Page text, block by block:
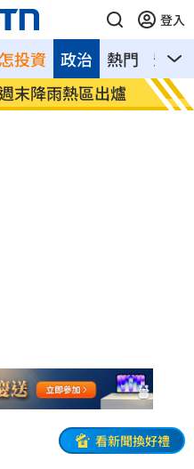
登入
投資 熱門 影音
政治
末降雨熱區出爐 李灝
看新聞換好禮